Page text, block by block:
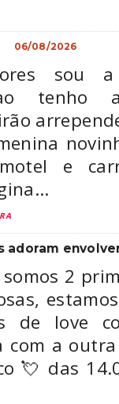
06/08/2026
sou
tenho
e
adoram
2
de love
com a
💘 das